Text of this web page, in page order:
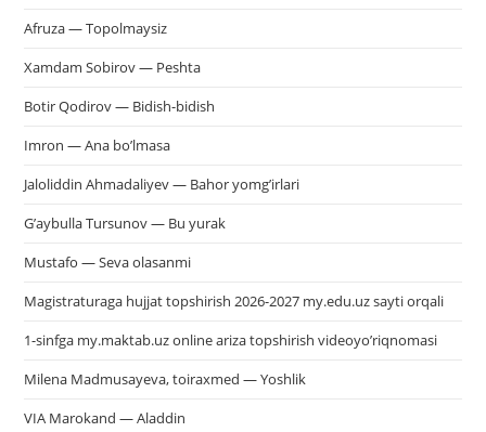
Afruza — Topolmaysiz
Xamdam Sobirov — Peshta
Botir Qodirov — Bidish-bidish
Imron — Ana bo’lmasa
Jaloliddin Ahmadaliyev — Bahor yomg’irlari
G’aybulla Tursunov — Bu yurak
Mustafo — Seva olasanmi
Magistraturaga hujjat topshirish 2026-2027 my.edu.uz sayti orqali
1-sinfga my.maktab.uz online ariza topshirish videoyo’riqnomasi
Milena Madmusayeva, toiraxmed — Yoshlik
VIA Marokand — Aladdin